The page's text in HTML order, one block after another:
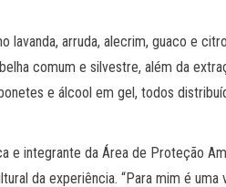
lavanda, arruda, alecrim, guaco e
comum e silvestre, além da
e álcool em gel, todos
e integrante da Área de Proteção
da experiência. “Para mim é uma